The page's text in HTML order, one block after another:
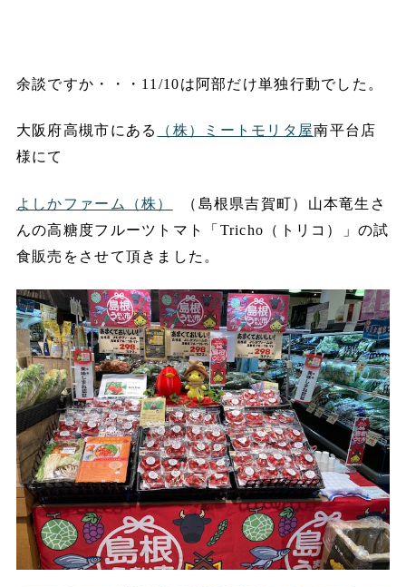
余談ですか・・・11/10は阿部だけ単独行動でした。
大阪府高槻市にある （株）ミートモリタ屋南平台店
様にて
よしかファーム（株）
（島根県吉賀町）山本竜生さ
んの高糖度フルーツトマト「Tricho（トリコ）」の試
食販売をさせて頂きました。